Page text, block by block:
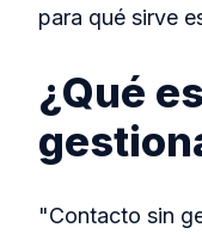
para qué sirve
¿Qué
"Contacto sin